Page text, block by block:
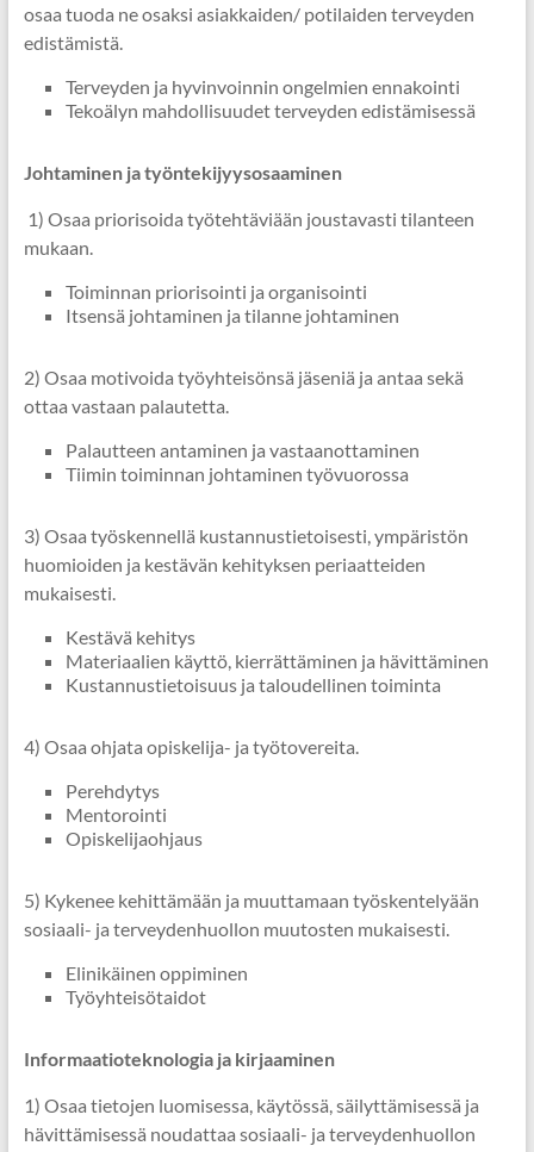
osaa tuoda ne osaksi asiakkaiden/ potilaiden terveyden
edistämistä.
Terveyden ja hyvinvoinnin ongelmien ennakointi
Tekoälyn mahdollisuudet terveyden edistämisessä
Johtaminen ja työntekijyysosaaminen
1) Osaa priorisoida työtehtäviään joustavasti tilanteen
mukaan.
Toiminnan priorisointi ja organisointi
Itsensä johtaminen ja tilanne johtaminen
2) Osaa motivoida työyhteisönsä jäseniä ja antaa sekä
ottaa vastaan palautetta.
Palautteen antaminen ja vastaanottaminen
Tiimin toiminnan johtaminen työvuorossa
3) Osaa työskennellä kustannustietoisesti, ympäristön
huomioiden ja kestävän kehityksen periaatteiden
mukaisesti.
Kestävä kehitys
Materiaalien käyttö, kierrättäminen ja hävittäminen
Kustannustietoisuus ja taloudellinen toiminta
4) Osaa ohjata opiskelija- ja työtovereita.
Perehdytys
Mentorointi
Opiskelijaohjaus
5) Kykenee kehittämään ja muuttamaan työskentelyään
sosiaali- ja terveydenhuollon muutosten mukaisesti.
Elinikäinen oppiminen
Työyhteisötaidot
Informaatioteknologia ja kirjaaminen
1) Osaa tietojen luomisessa, käytössä, säilyttämisessä ja
hävittämisessä noudattaa sosiaali- ja terveydenhuollon